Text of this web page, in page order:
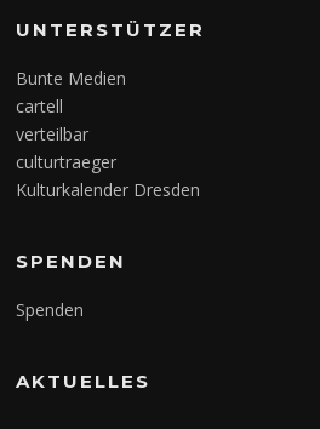
UNTERSTÜTZER
Bunte Medien
cartell
verteilbar
culturtraeger
Kulturkalender Dresden
SPENDEN
Spenden
AKTUELLES